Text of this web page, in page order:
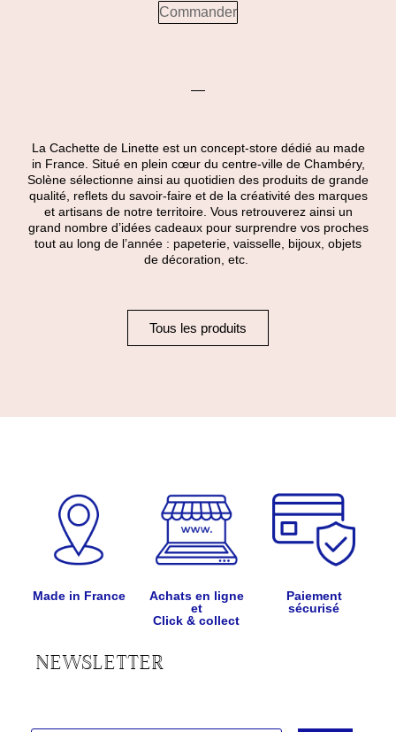
Commander
La Cachette de Linette est un concept-store dédié au made
in France. Situé en plein cœur du centre-ville de Chambéry,
Solène sélectionne ainsi au quotidien des produits de grande
qualité, reflets du savoir-faire et de la créativité des marques
et artisans de notre territoire. Vous retrouverez ainsi un
grand nombre d’idées cadeaux pour surprendre vos proches
tout au long de l’année : papeterie, vaisselle, bijoux, objets
de décoration, etc.
Tous les produits
Made in France
Achats en ligne
et
Click & collect
Paiement
sécurisé
NEWSLETTER